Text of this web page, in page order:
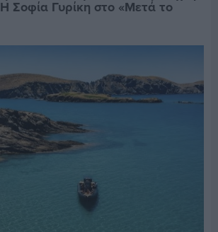
Σοφία Γυρίκη στο «Μετά το